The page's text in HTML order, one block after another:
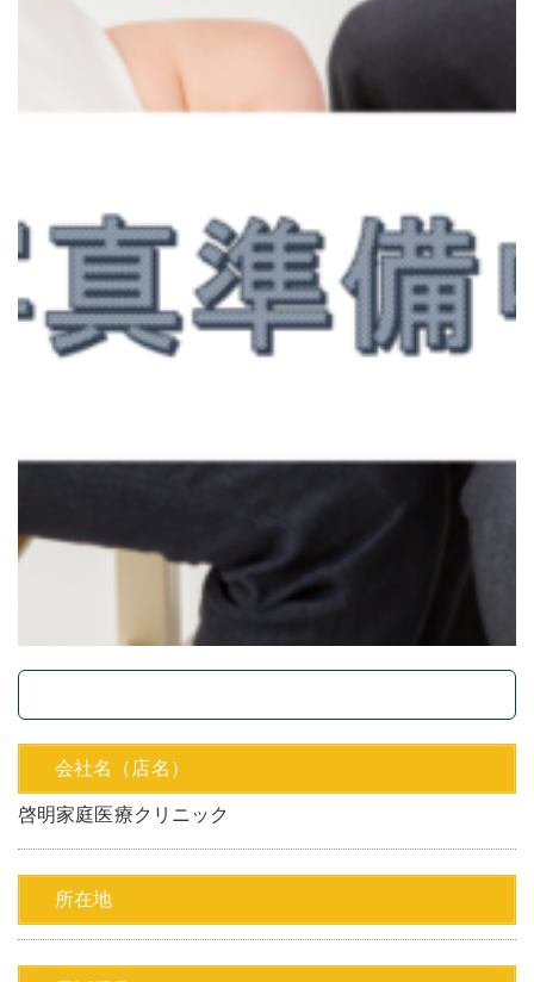
会社名（店名）
啓明家庭医療クリニック
所在地